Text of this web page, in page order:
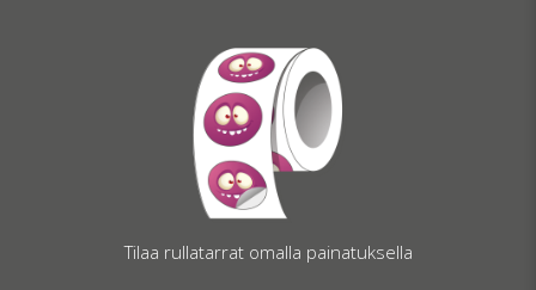
Tilaa rullatarrat omalla painatuksella